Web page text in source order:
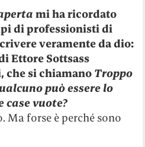
mi ha ricordato
di professionisti di
veramente da dio:
Ettore Sottsass
che si chiamano Troppo
può essere lo
case vuote?
Ma forse è perché sono